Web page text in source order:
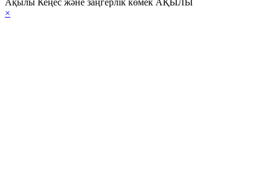
Ақылы Кеңес және заңгерлік көмек АҚЫЛЫ
×